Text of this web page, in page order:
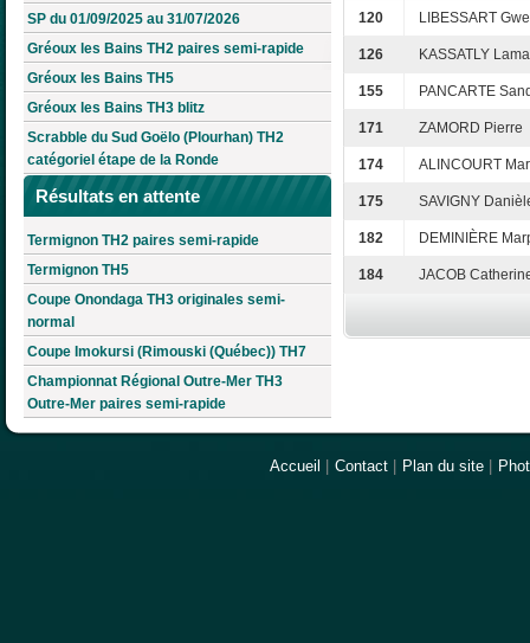
SP du 01/09/2025 au 31/07/2026
Gréoux les Bains TH2 paires semi-rapide
Gréoux les Bains TH5
Gréoux les Bains TH3 blitz
Scrabble du Sud Goëlo (Plourhan) TH2
catégoriel étape de la Ronde
Résultats en attente
Termignon TH2 paires semi-rapide
Termignon TH5
Coupe Onondaga TH3 originales semi-
normal
Coupe Imokursi (Rimouski (Québec)) TH7
Championnat Régional Outre-Mer TH3
Outre-Mer paires semi-rapide
120 LIBESSART
126 KASSATLY Lama
155 PANCARTE
171 ZAMORD Pierre
174 ALINCOURT
175 SAVIGNY
182 DEMINIÈRE
184 JACOB
Accueil Contact Plan du site